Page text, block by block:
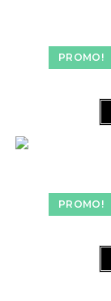
PROMO!
PROMO!